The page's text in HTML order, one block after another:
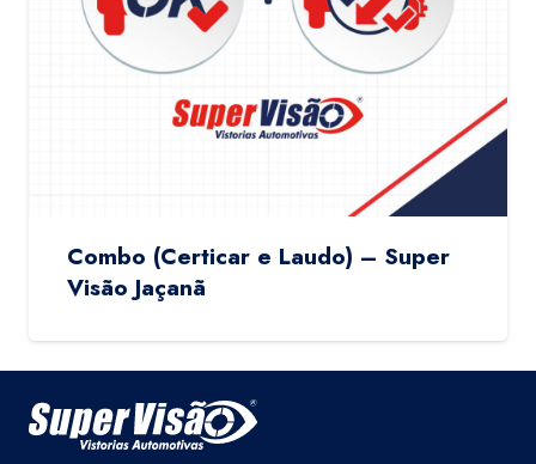
Combo (Certicar e Laudo) – Super
Visão Jaçanã